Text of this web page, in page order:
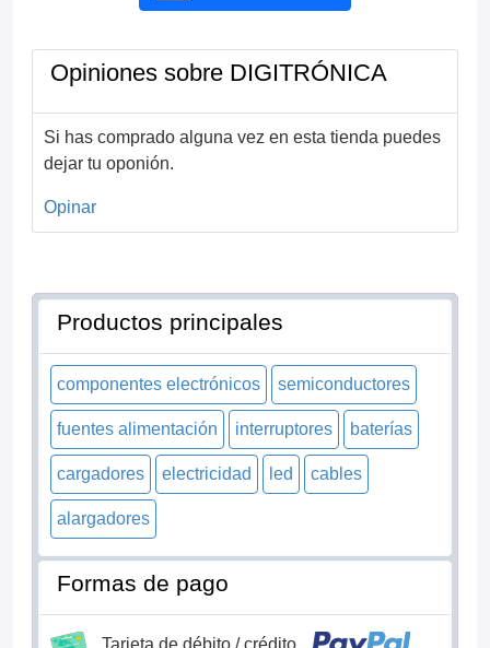
Opiniones sobre DIGITRÓNICA
Si has comprado alguna vez en esta tienda puedes
dejar tu oponión.
Opinar
Productos principales
componentes electrónicos semiconductores
fuentes alimentación interruptores baterías
cargadores electricidad led cables
alargadores
Formas de pago
Tarjeta de débito / crédito